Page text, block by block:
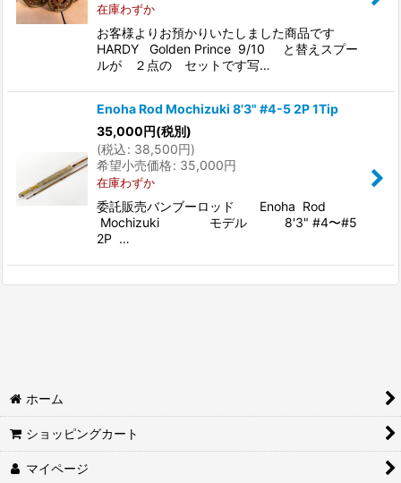
在庫わずか
お客様よりお預かりいたしました商品です
HARDY Golden Prince 9/10 と替えスプー
ルが ２点の セットです写…
Enoha Rod Mochizuki 8'3" #4-5 2P 1Tip
35,000円(税別)
(税込: 38,500円)
希望小売価格: 35,000円
在庫わずか
委託販売バンブーロッド Enoha Rod
Mochizuki モデル 8'3" #4〜#5
2P …
ホーム
ショッピングカート
マイページ